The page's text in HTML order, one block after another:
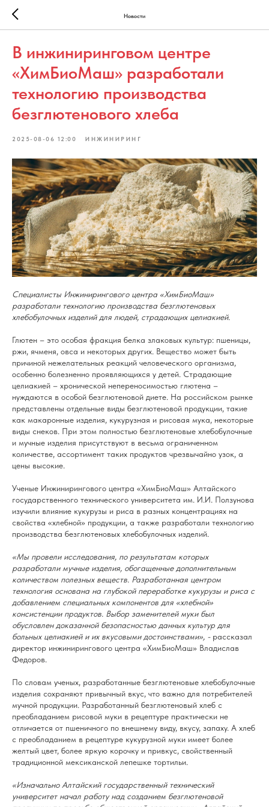
Новости
В инжиниринговом центре
«ХимБиоМаш» разработали
технологию производства
безглютенового хлеба
2025-08-06 12:00 ИНЖИНИРИНГ
Специалисты Инжинирингового центра «ХимБиоМаш»
разработали технологию производства безглютеновых
хлебобулочных изделий для людей, страдающих целиакией.
Глютен – это особая фракция белка злаковых культур: пшеницы,
ржи, ячменя, овса и некоторых других. Вещество может быть
причиной нежелательных реакций человеческого организма,
особенно болезненно проявляющихся у детей. Страдающие
целиакией – хронической непереносимостью глютена –
нуждаются в особой безглютеновой диете. На российском рынке
представлены отдельные виды безглютеновой продукции, такие
как макаронные изделия, кукурузная и рисовая мука, некоторые
виды снеков. При этом полностью безглютеновые хлебобулочные
и мучные изделия присутствуют в весьма ограниченном
количестве, ассортимент таких продуктов чрезвычайно узок, а
цены высокие.
Ученые Инжинирингового центра «ХимБиоМаш» Алтайского
государственного технического университета им. И.И. Ползунова
изучили влияние кукурузы и риса в разных концентрациях на
свойства «хлебной» продукции, а также разработали технологию
производства безглютеновых хлебобулочных изделий.
«Мы провели исследования, по результатам которых
разработали мучные изделия, обогащенные дополнительным
количеством полезных веществ. Разработанная центром
технология основана на глубокой переработке кукурузы и риса с
добавлением специальных компонентов для «хлебной»
консистенции продуктов. Выбор заменителей муки был
обусловлен доказанной безопасностью данных культур для
больных целиакией и их вкусовыми достоинствами», - рассказал
директор инжинирингового центра «ХимБиоМаш» Владислав
Федоров.
По словам ученых, разработанные безглютеновые хлебобулочные
изделия сохраняют привычный вкус, что важно для потребителей
мучной продукции. Разработанный безглютеновый хлеб с
преобладанием рисовой муки в рецептуре практически не
отличается от пшеничного по внешнему виду, вкусу, запаху. А хлеб
с преобладанием в рецептуре кукурузной муки имеет более
желтый цвет, более яркую корочку и привкус, свойственный
традиционной мексиканской лепешке тортильи.
«Изначально Алтайский государственный технический
университет начал работу над созданием безглютеновой